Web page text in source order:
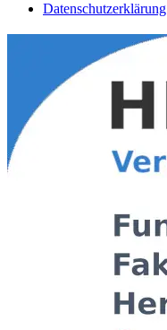
Datenschutzerklärung